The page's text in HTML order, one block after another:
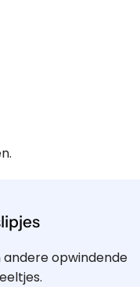
andere opwindende